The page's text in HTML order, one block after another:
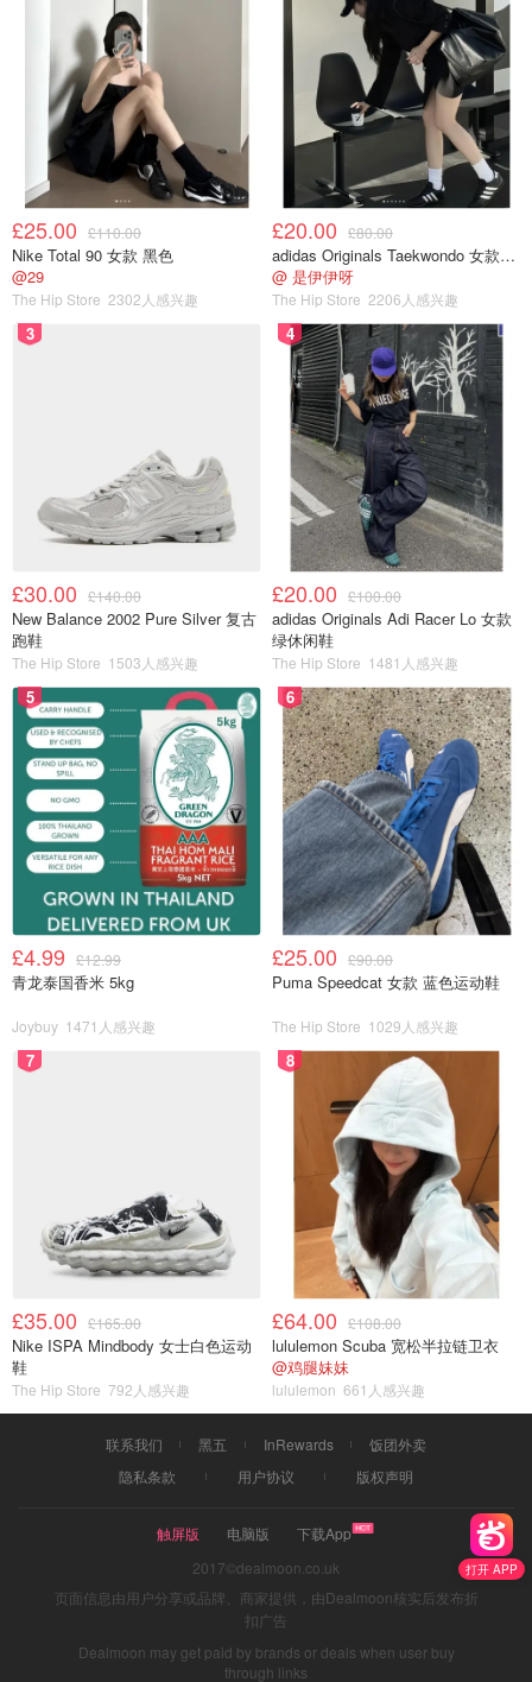
打开 APP
£25.00 £110.00
Nike Total 90 女款 黑色
@29
The Hip Store 2302人感兴趣
£20.00 £80.00
adidas Originals Taekwondo 女款黑色运动鞋
@ 是伊伊呀
The Hip Store 2206人感兴趣
3
£30.00 £140.00
New Balance 2002 Pure Silver 复古
跑鞋
The Hip Store 1503人感兴趣
4
£20.00 £100.00
adidas Originals Adi Racer Lo 女款
绿休闲鞋
The Hip Store 1481人感兴趣
5
£4.99 £12.99
青龙泰国香米 5kg
Joybuy 1471人感兴趣
6
£25.00 £90.00
Puma Speedcat 女款 蓝色运动鞋
The Hip Store 1029人感兴趣
7
£35.00 £165.00
Nike ISPA Mindbody 女士白色运动
鞋
The Hip Store 792人感兴趣
8
£64.00 £108.00
lululemon Scuba 宽松半拉链卫衣
@鸡腿妹妹
lululemon 661人感兴趣
联系我们 黑五 InRewards
饭团外卖
隐私条款
用户协议 版权声明
触屏版 电脑版
下载App
2017©dealmoon.co.uk
页面信息由用户分享或品牌、商家提供，由Dealmoon核实后发布折
扣广告
Dealmoon may get paid by brands or deals when user buy
through links